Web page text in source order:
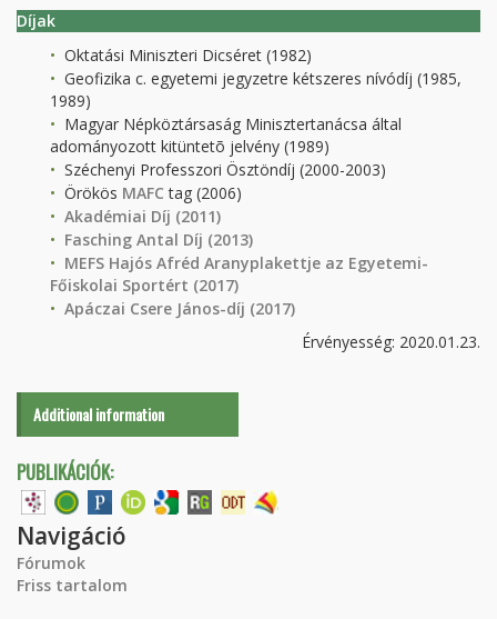
Díjak
Oktatási Miniszteri Dicséret (1982)
Geofizika c. egyetemi jegyzetre kétszeres nívódíj (1985,
1989)
Magyar Népköztársaság Minisztertanácsa által
adományozott kitüntetõ jelvény (1989)
Széchenyi Professzori Ösztöndíj (2000-2003)
Örökös MAFC tag (2006)
Akadémiai Díj (2011)
Fasching Antal Díj (2013)
MEFS Hajós Afréd Aranyplakettje az Egyetemi-
Főiskolai Sportért (2017)
Apáczai Csere János-díj (2017)
Érvényesség: 2020.01.23.
Additional information
PUBLIKÁCIÓK:
Navigáció
Fórumok
Friss tartalom